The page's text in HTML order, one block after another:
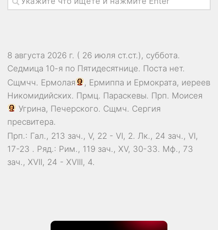
8 августа 2026 г. ( 26 июля ст.ст.), суббота.
Седмица 10-я по Пятидесятнице. Поста нет.
Сщмчч. Ермолая , Ермиппа и Ермократа, иереев
Никомидийских. Прмц. Параскевы. Прп. Моисея
Угрина, Печерского. Сщмч. Сергия
пресвитера.
Прп.: Гал., 213 зач., V, 22 - VI, 2. Лк., 24 зач., VI,
17-23 . Ряд.: Рим., 119 зач., XV, 30-33. Мф., 73
зач., XVII, 24 - XVIII, 4.